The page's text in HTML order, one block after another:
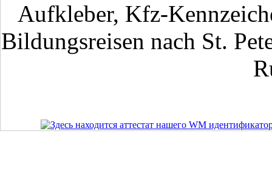
Aufkleber, Kfz-
Bildungsreisen nach St.